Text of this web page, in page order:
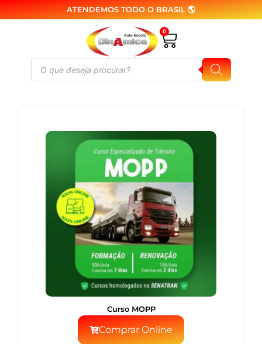
ATENDEMOS TODO O BRASIL 🌎
0
Curso MOPP
Comprar Online